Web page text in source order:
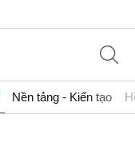
Nền tảng - Kiến tạo